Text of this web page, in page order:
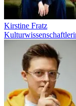
Kirstine Fratz